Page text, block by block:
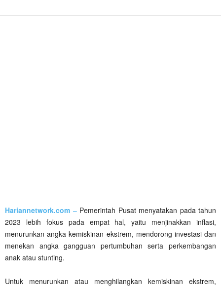
Hariannetwork.com –Pemerintah Pusat menyatakan pada tahun
2023 lebih fokus pada empat hal, yaitu menjinakkan inflasi,
menurunkan angka kemiskinan ekstrem, mendorong investasi dan
menekan angka gangguan pertumbuhan serta perkembangan
anak atau stunting.
Untuk menurunkan atau menghilangkan kemiskinan ekstrem,